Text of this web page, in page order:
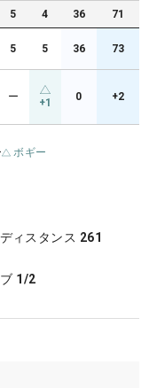
5 4 36 71
5 5 36 73
ー +1 0 +2
ボギー
ィスタンス 261
1/2